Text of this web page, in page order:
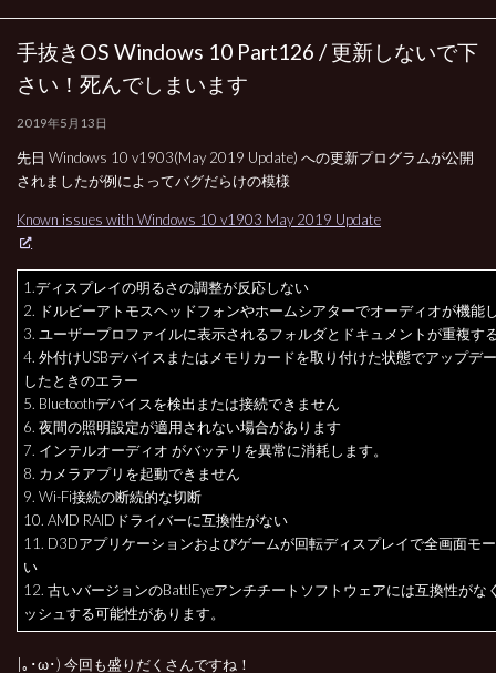
手抜きOS Windows 10 Part126 / 更新しないで下
さい！死んでしまいます
2019年5月13日
先日 Windows 10 v1903(May 2019 Update) への更新プログラムが公開
されましたが例によってバグだらけの模様
Known issues with Windows 10 v1903 May 2019 Update
1.ディスプレイの明るさの調整が反応しない
2. ドルビーアトモスヘッドフォンやホームシアターでオーディオが機能
3. ユーザープロファイルに表示されるフォルダとドキュメントが重複す
4. 外付けUSBデバイスまたはメモリカードを取り付けた状態でアップデ
したときのエラー
5. Bluetoothデバイスを検出または接続できません
6. 夜間の照明設定が適用されない場合があります
7. インテルオーディオ がバッテリを異常に消耗します。
8. カメラアプリを起動できません
9. Wi-Fi接続の断続的な切断
10. AMD RAIDドライバーに互換性がない
11. D3Dアプリケーションおよびゲームが回転ディスプレイで全画面モ
い
12. 古いバージョンのBattlEyeアンチチートソフトウェアには互換性がな
ッシュする可能性があります。
|｡･ω･) 今回も盛りだくさんですね！